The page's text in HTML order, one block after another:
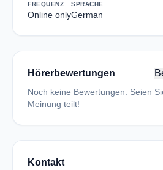
FREQUENZ
Online only
SPRACHE
German
Hörerbewertungen
Noch keine Bewertungen. Seien
Meinung teilt!
Kontakt